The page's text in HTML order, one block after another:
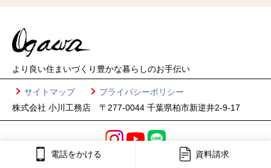
電話をかける 資料請求
より良い住まいづくり 豊かな暮らしのお手伝い
サイトマップ
プライバシーポリシー
株式会社 小川工務店 〒277-0044 千葉県柏市新逆井2-9-17